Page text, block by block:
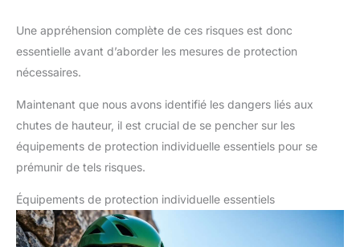
Une appréhension complète de ces risques est donc
essentielle avant d’aborder les mesures de protection
nécessaires.
Maintenant que nous avons identifié les dangers liés aux
chutes de hauteur, il est crucial de se pencher sur les
équipements de protection individuelle essentiels pour se
prémunir de tels risques.
Équipements de protection individuelle essentiels